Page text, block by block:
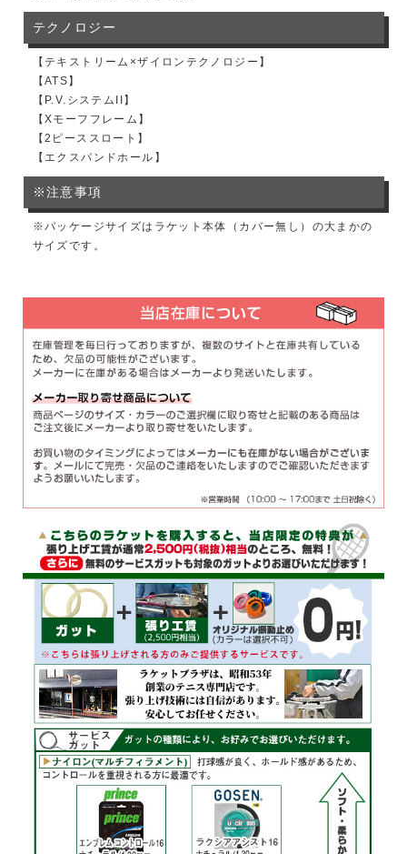
テクノロジー
【テキストリーム×ザイロンテクノロジー】
【ATS】
【P.V.システムII】
【Xモーフフレーム】
【2ピーススロート】
【エクスパンドホール】
※注意事項
※パッケージサイズはラケット本体（カバー無し）の大まかの
サイズです。